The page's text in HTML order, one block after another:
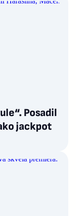
Posadil
jackpot